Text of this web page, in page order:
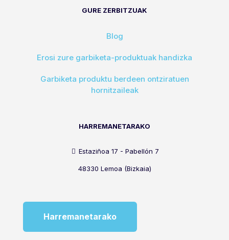
GURE ZERBITZUAK
Blog
Erosi zure garbiketa-produktuak handizka
Garbiketa produktu berdeen ontziratuen
hornitzaileak
HARREMANETARAKO
Estaziñoa 17 - Pabellón 7
48330 Lemoa (Bizkaia)
Harremanetarako